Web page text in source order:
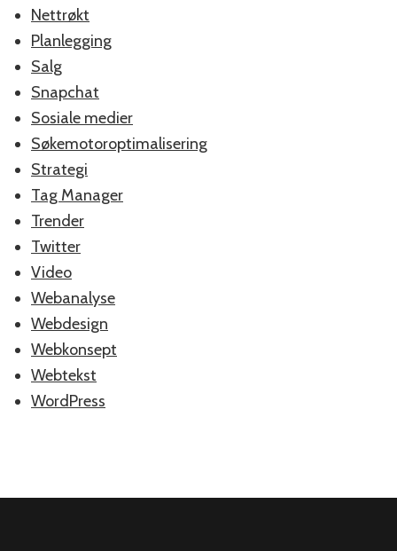
Nettrøkt
Planlegging
Salg
Snapchat
Sosiale medier
Søkemotoroptimalisering
Strategi
Tag Manager
Trender
Twitter
Video
Webanalyse
Webdesign
Webkonsept
Webtekst
WordPress